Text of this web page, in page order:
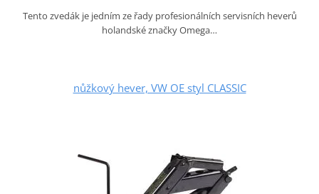
Tento zvedák je jedním ze řady profesionálních servisních heverů
holandské značky Omega…
nůžkový hever, VW OE styl CLASSIC